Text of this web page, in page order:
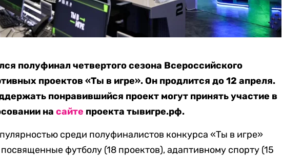
полуфинал четвертого сезона Всероссийского
проектов «Ты в игре». Он продлится до 12 апреля.
понравившийся проект могут принять участие в
насайте проекта тывигре.рф.
среди полуфиналистов конкурса «Ты в игре»
футболу (18 проектов), адаптивному спорту (15